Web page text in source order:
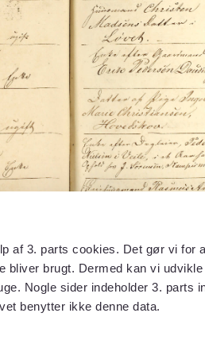
af 3. parts cookies. Det gør vi for
bliver brugt. Dermed kan vi udvikle
Nogle sider indeholder 3. parts
benytter ikke denne data.